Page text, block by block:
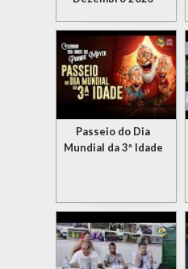
Passeio do Dia
Mundial da 3ª Idade